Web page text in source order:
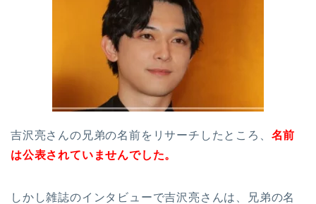
吉沢亮さんの兄弟の名前をリサーチしたところ、 名前
は公表されていませんでした。
しかし雑誌のインタビューで吉沢亮さんは、兄弟の名